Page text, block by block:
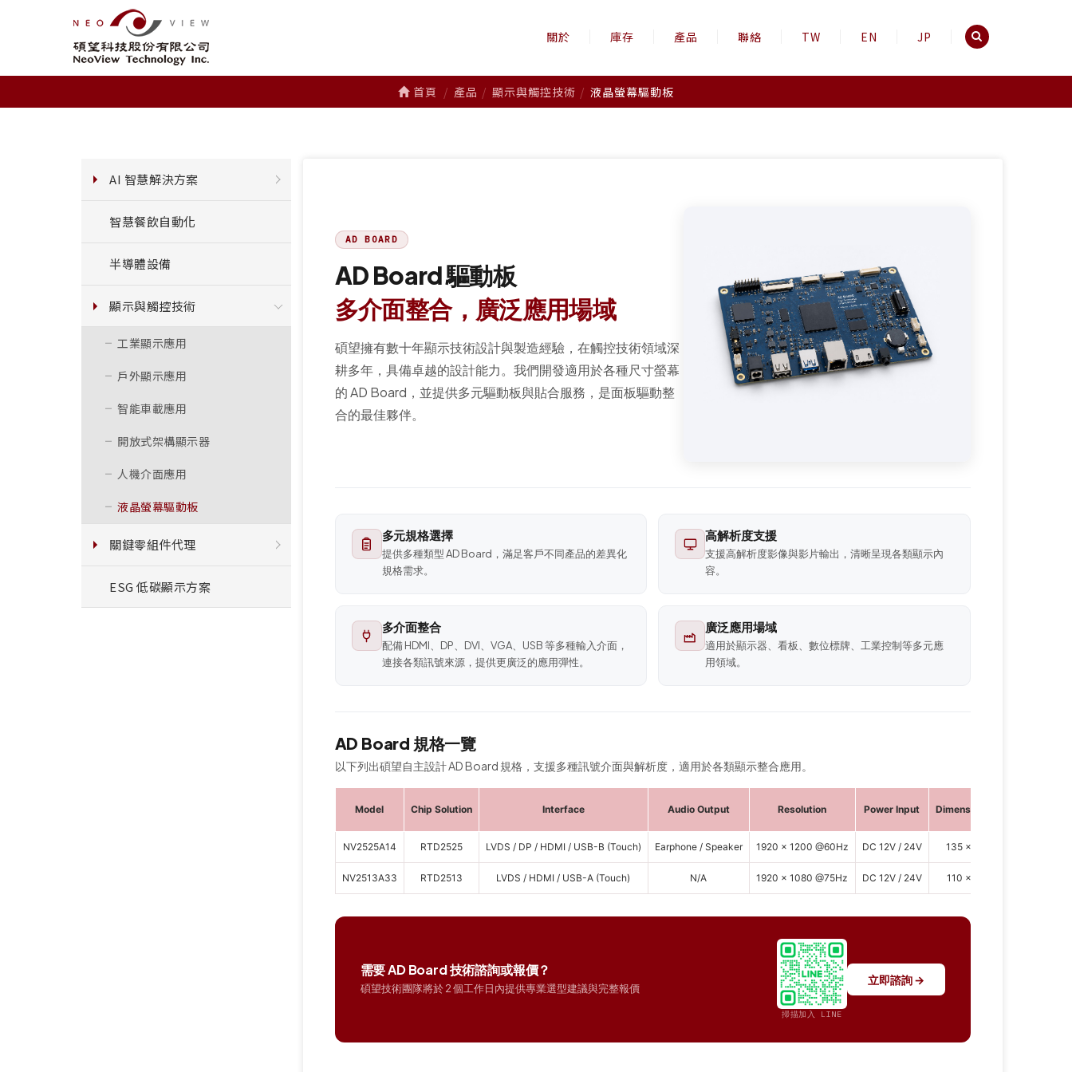
關於 庫存 產品 聯絡 TW EN JP
首頁 產品 顯示與觸控技術 液晶螢幕驅動板
AI 智慧解決方案
智慧餐飲自動化
半導體設備
顯示與觸控技術
工業顯示應用
戶外顯示應用
智能車載應用
開放式架構顯示器
人機介面應用
液晶螢幕驅動板
關鍵零組件代理
ESG 低碳顯示方案
AD BOARD
AD Board 驅動板
多介面整合，廣泛應用場域
碩望擁有數十年顯示技術設計與製造經驗，在觸控技術領域深
耕多年，具備卓越的設計能力。我們開發適用於各種尺寸螢幕
的 AD Board，並提供多元驅動板與貼合服務，是面板驅動整
合的最佳夥伴。
多元規格選擇
提供多種類型 AD Board，滿足客戶不同產品的差異化
規格需求。
高解析度支援
支援高解析度影像與影片輸出，清晰呈現各類顯示內
容。
多介面整合
配備 HDMI、DP、DVI、VGA、USB 等多種輸入介面，
連接各類訊號來源，提供更廣泛的應用彈性。
廣泛應用場域
適用於顯示器、看板、數位標牌、工業控制等多元應
用領域。
AD Board 規格一覽
以下列出碩望自主設計 AD Board 規格，支援多種訊號介面與解析度，適用於各類顯示整合應用。
Model Chip Solution Interface Audio Output Resolution Power Input Dimensions (mm)
NV2525A14 RTD2525 LVDS / DP / HDMI / USB-B (Touch) Earphone / Speaker 1920 × 1200 @60Hz DC 12V / 24V 135 × 72 × 15
NV2513A33 RTD2513 LVDS / HDMI / USB-A (Touch) N/A 1920 × 1080 @75Hz DC 12V / 24V 110 × 75 × 16
需要 AD Board 技術諮詢或報價？
碩望技術團隊將於 2 個工作日內提供專業選型建議與完整報價
掃描加入 LINE
立即諮詢 →